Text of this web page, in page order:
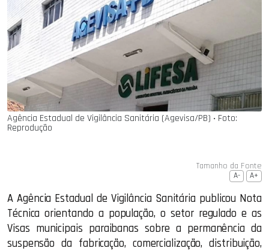
Agência Estadual de Vigilância Sanitária (Agevisa/PB) ‧ Foto:
Reprodução
Tamanho da Fonte
A- A+
A Agência Estadual de Vigilância Sanitária publicou Nota
Técnica orientando a população, o setor regulado e as
Visas municipais paraibanas sobre a permanência da
suspensão da fabricação, comercialização, distribuição,